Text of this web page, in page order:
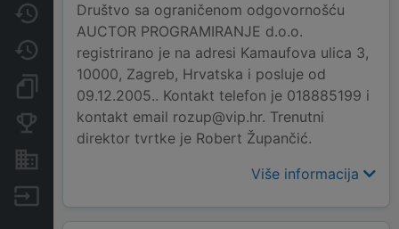
Javne nabavke
Promjene
Dokumenti i objave
Konkurentske tvrtke
Društvo sa ograničenom odgovornošću
AUCTOR PROGRAMIRANJE d.o.o.
registrirano je na adresi Kamaufova ulica 3,
10000, Zagreb, Hrvatska i posluje od
09.12.2005.. Kontakt telefon je 018885199 i
kontakt email rozup@vip.hr. Trenutni
direktor tvrtke je Robert Župančić.
Više informacija